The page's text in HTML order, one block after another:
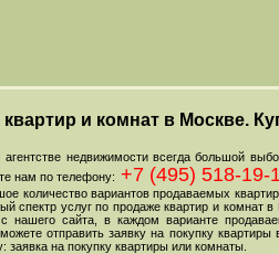
и комнат в Москве.
недвижимости всегда большой
нам по телефону: +7 (495) 518-19-
количество вариантов продаваемых
спектр услуг по продаже квартир и комнат
нашего сайта, в каждом варианте
отправить заявку на покупку
на покупку квартиры или комнаты.